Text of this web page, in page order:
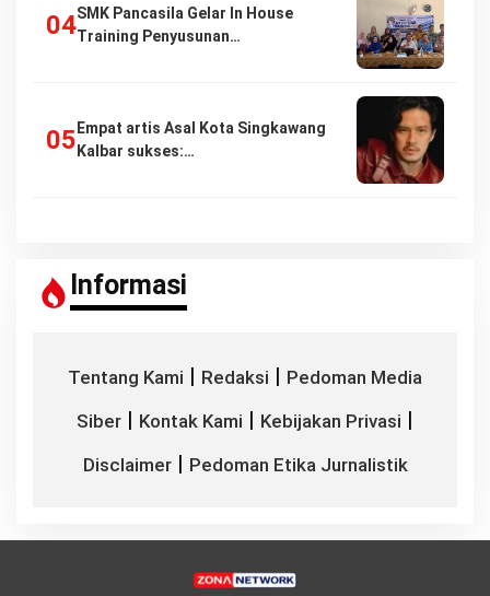
SMK Pancasila Gelar In House
Training Penyusunan…
Empat artis Asal Kota Singkawang
Kalbar sukses:…
Informasi
Tentang Kami | Redaksi | Pedoman Media
Siber | Kontak Kami | Kebijakan Privasi |
Disclaimer| Pedoman Etika Jurnalistik